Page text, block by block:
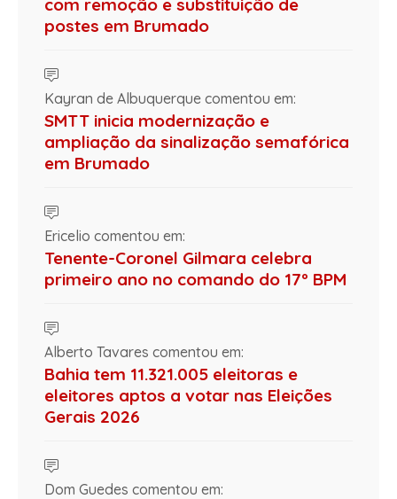
postes em Brumado
Kayran de Albuquerque comentou em:
SMTT inicia modernização e
ampliação da sinalização semafórica
em Brumado
Ericelio comentou em:
Tenente-Coronel Gilmara celebra
primeiro ano no comando do 17º BPM
Alberto Tavares comentou em:
Bahia tem 11.321.005 eleitoras e
eleitores aptos a votar nas Eleições
Gerais 2026
Dom Guedes comentou em: